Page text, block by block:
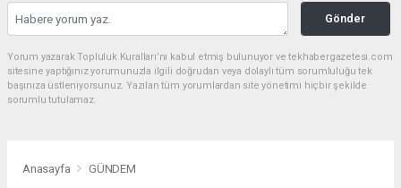
Gönder
Yorum yazarak Topluluk Kuralları’nı kabul etmiş bulunuyor ve tekhabergazetesi.com
sitesine yaptığınız yorumunuzla ilgili doğrudan veya dolaylı tüm sorumluluğu tek
başınıza üstleniyorsunuz. Yazılan tüm yorumlardan site yönetimi hiçbir şekilde
sorumlu tutulamaz.
Anasayfa GÜNDEM